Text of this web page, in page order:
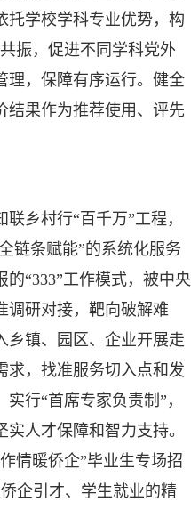
托学校学科专业优势，构
振，促进不同学科党外
理，保障有序运行。健全
结果作为推荐使用、评先
乡村行“百千万”工程，
链条赋能”的系统化服务
“333”工作模式，被中央
调研对接，靶向破解难
乡镇、园区、企业开展走
求，找准服务切入点和发
行“首席专家负责制”，
人才保障和智力支持。
情暖侨企”毕业生专场招
企引才、学生就业的精